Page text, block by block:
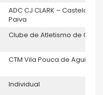
ADC CJ CLARK – Castelo de
Paiva
Clube de Atletismo de Ovar
CTM Vila Pouca de Aguiar
Individual